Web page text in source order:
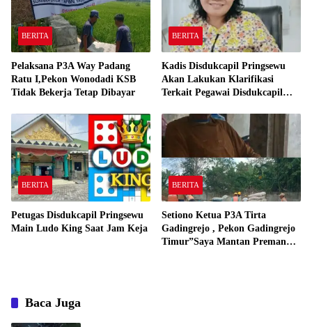
BERITA
Pelaksana P3A Way Padang
Ratu I,Pekon Wonodadi KSB
Tidak Bekerja Tetap Dibayar
BERITA
Kadis Disdukcapil Pringsewu
Akan Lakukan Klarifikasi
Terkait Pegawai Disdukcapil
Kerja
BERITA
Petugas Disdukcapil Pringsewu
Main Ludo King Saat Jam Keja
BERITA
Setiono Ketua P3A Tirta
Gadingrejo , Pekon Gadingrejo
Timur”Saya Mantan Preman
Baca Juga